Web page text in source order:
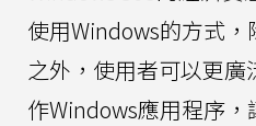
使用Windows的方式
之外，使用者可以更
作Windows應用程序